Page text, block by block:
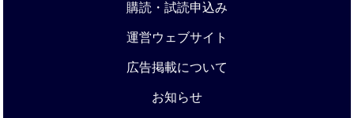
購読・試読申込み
運営ウェブサイト
広告掲載について
お知らせ